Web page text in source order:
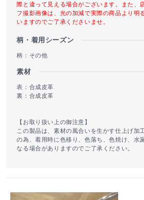
際と違って見える場合がございます。また、
フ撮影画像は、光の加減で実際の商品より明
いますのでご了承くださいませ。
柄・着用シーズン
柄：その他
素材
表：合成皮革
裏：合成皮革
【お取り扱い上の御注意】
この製品は、素材の風合いを生かす仕上げ加
の為、着用時に色移り、色落ち、色焼け、水
なる場合がありますのでご了承ください。